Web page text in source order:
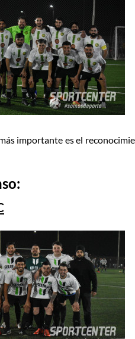
importante es el